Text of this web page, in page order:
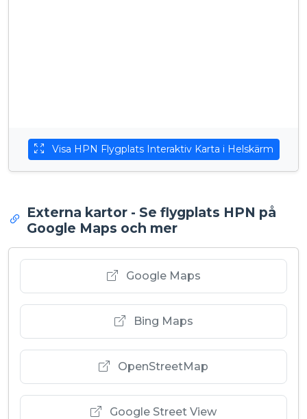
Visa HPN Flygplats Interaktiv Karta i Helskärm
Externa kartor - Se flygplats HPN på
Google Maps och mer
Google Maps
Bing Maps
OpenStreetMap
Google Street View